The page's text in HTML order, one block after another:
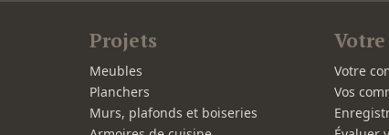
Projets
Meubles
Planchers
Murs, plafonds et boiseries
Votre
Vos